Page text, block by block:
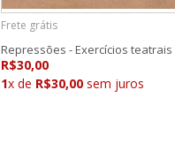
Frete grátis
Repressões - Exercícios teatrais
R$30,00
1x de R$30,00 sem juros